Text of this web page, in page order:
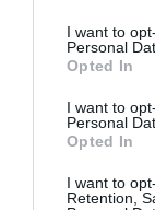
I want to
Personal
Opted In
I want to
Personal
Opted In
I want to
Retention,
Argumentos